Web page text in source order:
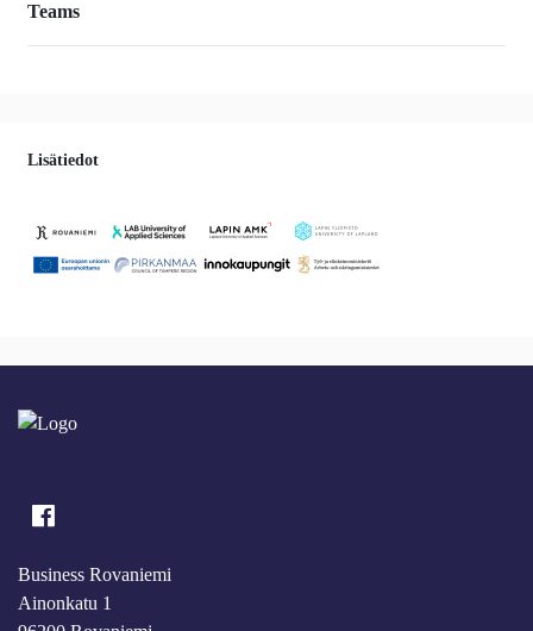
Teams
Lisätiedot
Business Rovaniemi
Ainonkatu 1